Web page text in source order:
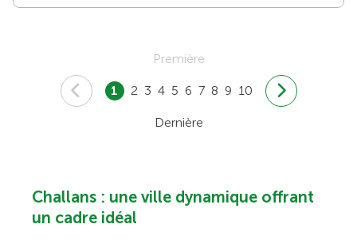
Première
1 2 3 4 5 6 7 8 9 10
Dernière
Challans : une ville dynamique offrant
un cadre idéal